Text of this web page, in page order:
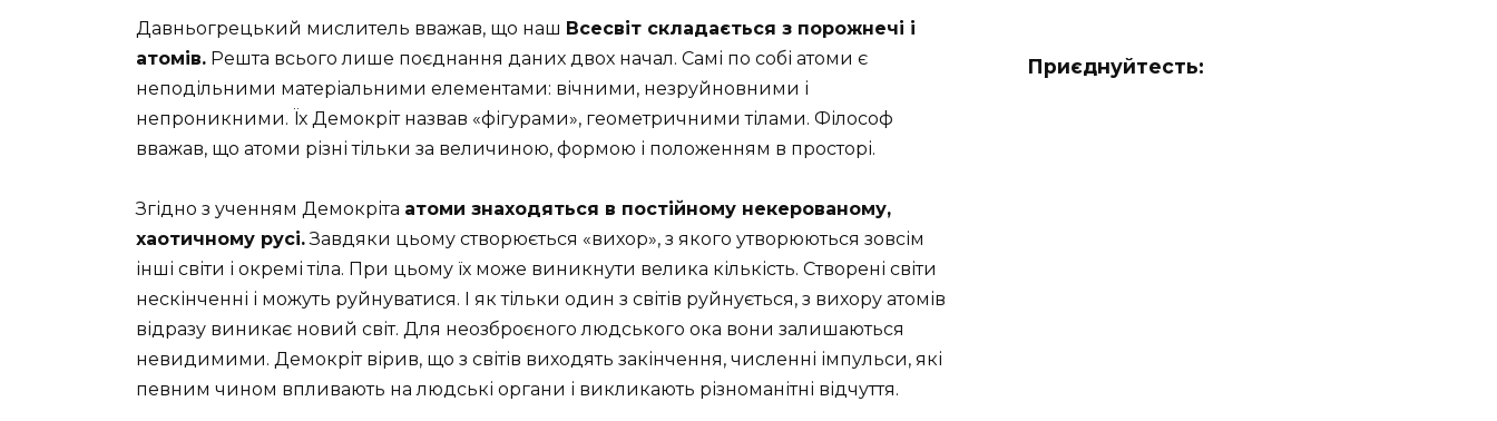
Давньогрецький мислитель вважав, що наш Всесвіт складається з порожнечі і
атомів. Решта всього лише поєднання даних двох начал. Самі по собі атоми є
неподільними матеріальними елементами: вічними, незруйновними і
непроникними. Їх Демокріт назвав «фігурами», геометричними тілами. Філософ
вважав, що атоми різні тільки за величиною, формою і положенням в просторі.
Згідно з ученням Демокріта атоми знаходяться в постійному некерованому,
хаотичному русі.Завдяки цьому створюється «вихор», з якого утворюються зовсім
інші світи і окремі тіла. При цьому їх може виникнути велика кількість. Створені світи
нескінченні і можуть руйнуватися. І як тільки один з світів руйнується, з вихору атомів
відразу виникає новий світ. Для неозброєного людського ока вони залишаються
невидимими. Демокріт вірив, що з світів виходять закінчення, численні імпульси, які
певним чином впливають на людські органи і викликають різноманітні відчуття.
Приєднуйтесть: